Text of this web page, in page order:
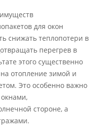
для окон
снижать теплопотери в
перегрев в
этого существенно
отопление зимой и
Это особенно важно
стороне, а